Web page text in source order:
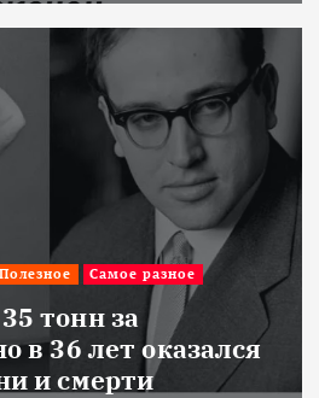
Полезное Самое разное
тонн за
в 36 лет оказался
и смерти